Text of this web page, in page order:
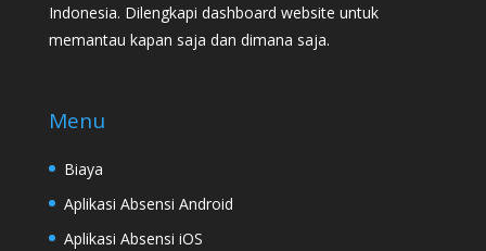
Indonesia. Dilengkapi dashboard website untuk
memantau kapan saja dan dimana saja.
Menu
Biaya
Aplikasi Absensi Android
Aplikasi Absensi iOS